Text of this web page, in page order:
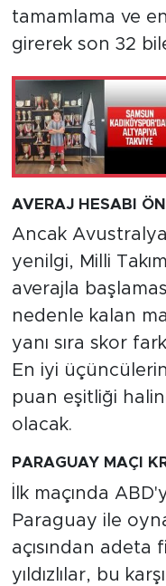
tamamlama ve
girerek son 32
AVERAJ HESABI
Ancak Avustralya
yenilgi, Milli
averajla
nedenle kalan
yanı sıra skor
En iyi
puan eşitliği
olacak.
PARAGUAY MAÇI
İlk maçında
Paraguay ile
açısından adeta
yıldızlılar, bu